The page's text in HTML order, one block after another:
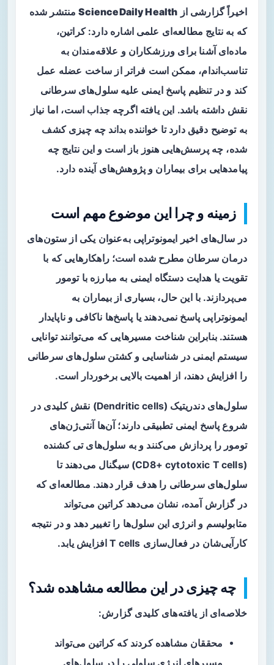
اخیراً گزارشی از ScienceDaily Healthمنتشر شده
که به نتایج مطالعه‌ای علمی اشاره دارد: کراتین،
ماده‌ای آشنا برای ورزشکاران و علاقه‌مندان به
تناسب‌اندام، ممکن است فراتر از ساخت عضله عمل
کند و در تنظیم پاسخ ایمنی علیه سلول‌های سرطانی
نقش داشته باشد. این یافته اگرچه جذاب است، اما نیاز
به توضیح دقیق دارد تا خواننده بداند چه چیزی کشف
شده، چه پرسش‌هایی هنوز باز است و این نتایج چه
پیامدهایی برای بیماران و پژوهش‌های آینده دارد.
زمینه و چرا این موضوع مهم است
در سال‌های اخیر ایمونوتراپی به‌عنوان یکی از ستون‌های
درمان سرطان مطرح شده است؛ راهکارهایی که با
تقویت یا هدایت دستگاه ایمنی به مبارزه با تومور
می‌پردازند. با این حال، بسیاری از بیماران به
ایمونوتراپی پاسخ نمی‌دهند یا پاسخ‌ها ناکافی و ناپایدار
هستند. بنابراین شناخت مسیرهایی که می‌توانند توانایی
سیستم ایمنی در شناسایی و کشتن سلول‌های سرطانی
را افزایش دهند، از اهمیت بالایی برخوردار است.
سلول‌های دندریتیک (Dendritic cells) نقش کلیدی در
شروع پاسخ ایمنی تطبیقی دارند؛ آن‌ها آنتی‌ژن‌های
تومور را پردازش می‌کنند و به سلول‌های تی کشنده
(CD8+ cytotoxic T cells) سیگنال می‌دهند تا
سلول‌های سرطانی را هدف قرار دهند. مطالعه‌ای که
در گزارش آمده، نشان می‌دهد کراتین می‌تواند
متابولیسم و انرژی این سلول‌ها را تغییر دهد و در نتیجه
کارآیی‌شان در فعال‌سازی T cells افزایش یابد.
چه چیزی در این مطالعه مشاهده شد؟
خلاصه‌ای از یافته‌های کلیدی گزارش:
محققان مشاهده کردند که کراتین می‌تواند